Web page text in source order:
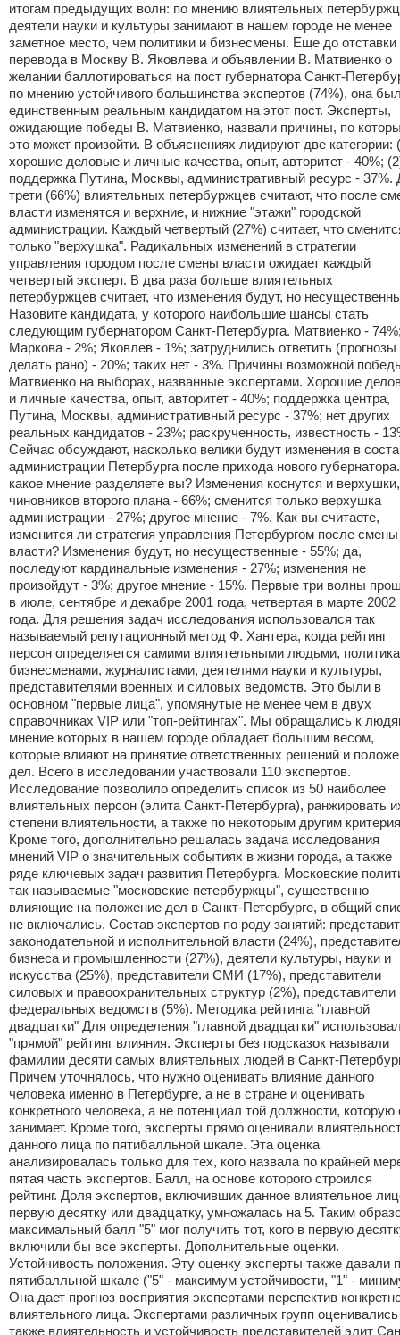
итогам предыдущих волн: по мнению влиятельных
деятели науки и культуры занимают в нашем городе не менее
заметное место, чем политики и бизнесмены. Еще до отставки
перевода в Москву В. Яковлева и объявлении В. Матвиенко о
желании баллотироваться на пост губернатора Санкт-
по мнению устойчивого большинства экспертов (74%), она
единственным реальным кандидатом на этот пост. Эксперты,
ожидающие победы В. Матвиенко, назвали причины, по
это может произойти. В объяснениях лидируют две категории:
хорошие деловые и личные качества, опыт, авторитет - 40%;
поддержка Путина, Москвы, административный ресурс - 37%.
трети (66%) влиятельных петербуржцев считают, что после
власти изменятся и верхние, и нижние "этажи" городской
администрации. Каждый четвертый (27%) считает, что
только "верхушка". Радикальных изменений в стратегии
управления городом после смены власти ожидает каждый
четвертый эксперт. В два раза больше влиятельных
петербуржцев считает, что изменения будут, но
Назовите кандидата, у которого наибольшие шансы стать
следующим губернатором Санкт-Петербурга. Матвиенко -
Маркова - 2%; Яковлев - 1%; затруднились ответить (прогнозы
делать рано) - 20%; таких нет - 3%. Причины возможной
Матвиенко на выборах, названные экспертами. Хорошие
и личные качества, опыт, авторитет - 40%; поддержка центра,
Путина, Москвы, административный ресурс - 37%; нет других
реальных кандидатов - 23%; раскрученность, известность -
Сейчас обсуждают, насколько велики будут изменения в
администрации Петербурга после прихода нового
какое мнение разделяете вы? Изменения коснутся и
чиновников второго плана - 66%; сменится только верхушка
администрации - 27%; другое мнение - 7%. Как вы считаете,
изменится ли стратегия управления Петербургом после смены
власти? Изменения будут, но несущественные - 55%; да,
последуют кардинальные изменения - 27%; изменения не
произойдут - 3%; другое мнение - 15%. Первые три волны
в июле, сентябре и декабре 2001 года, четвертая в марте 2002
года. Для решения задач исследования использовался так
называемый репутационный метод Ф. Хантера, когда рейтинг
персон определяется самими влиятельными людьми,
бизнесменами, журналистами, деятелями науки и культуры,
представителями военных и силовых ведомств. Это были в
основном "первые лица", упомянутые не менее чем в двух
справочниках VIP или "топ-рейтингах". Мы обращались к
мнение которых в нашем городе обладает большим весом,
которые влияют на принятие ответственных решений и
дел. Всего в исследовании участвовали 110 экспертов.
Исследование позволило определить список из 50 наиболее
влиятельных персон (элита Санкт-Петербурга), ранжировать
степени влиятельности, а также по некоторым другим
Кроме того, дополнительно решалась задача исследования
мнений VIP о значительных событиях в жизни города, а также
ряде ключевых задач развития Петербурга. Московские
так называемые "московские петербуржцы", существенно
влияющие на положение дел в Санкт-Петербурге, в общий
не включались. Состав экспертов по роду занятий:
законодательной и исполнительной власти (24%),
бизнеса и промышленности (27%), деятели культуры, науки и
искусства (25%), представители СМИ (17%), представители
силовых и правоохранительных структур (2%), представители
федеральных ведомств (5%). Методика рейтинга "главной
двадцатки" Для определения "главной двадцатки"
"прямой" рейтинг влияния. Эксперты без подсказок называли
фамилии десяти самых влиятельных людей в Санкт-
Причем уточнялось, что нужно оценивать влияние данного
человека именно в Петербурге, а не в стране и оценивать
конкретного человека, а не потенциал той должности, которую
занимает. Кроме того, эксперты прямо оценивали
данного лица по пятибалльной шкале. Эта оценка
анализировалась только для тех, кого назвала по крайней
пятая часть экспертов. Балл, на основе которого строился
рейтинг. Доля экспертов, включивших данное влиятельное
первую десятку или двадцатку, умножалась на 5. Таким
максимальный балл "5" мог получить тот, кого в первую
включили бы все эксперты. Дополнительные оценки.
Устойчивость положения. Эту оценку эксперты также давали
пятибалльной шкале ("5" - максимум устойчивости, "1" -
Она дает прогноз восприятия экспертами перспектив
влиятельного лица. Экспертами различных групп оценивались
также влиятельность и устойчивость представителей элит